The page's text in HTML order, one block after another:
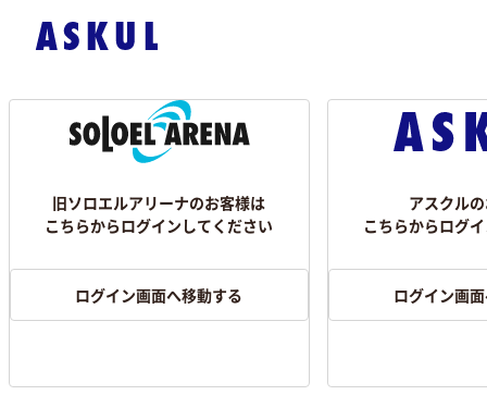
旧ソロエルアリーナのお客様は
こちらからログインしてください
ログイン画面へ移動する
アスクル
こちらからログ
ログイン画